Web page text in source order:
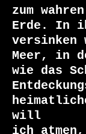
zum
Erde. In
versinken
Meer, in
wie das
will
ich